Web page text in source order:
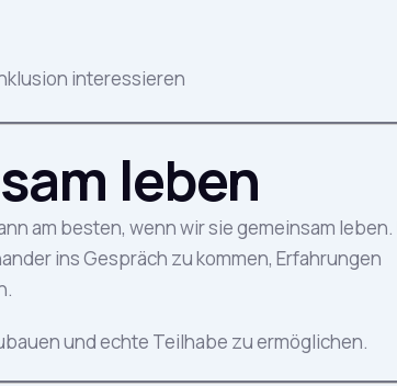
interessieren
leben
am besten, wenn wir sie gemeinsam leben.
ins Gespräch zu kommen, Erfahrungen
und echte Teilhabe zu ermöglichen.